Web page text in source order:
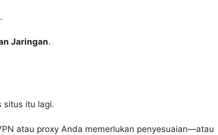
Jaringan.
situs itu lagi.
atau proxy Anda memerlukan penyesuaian—atau